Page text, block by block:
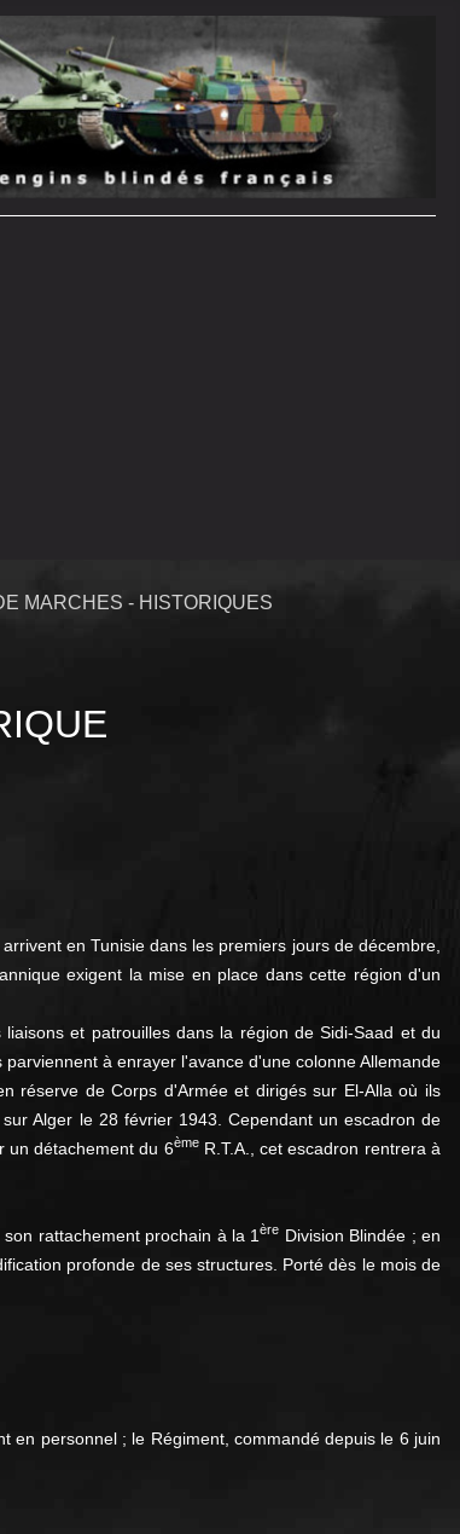
MARCHES - HISTORIQUES
en Tunisie dans les premiers jours de décembre,
exigent la mise en place dans cette région d'un
et patrouilles dans la région de Sidi-Saad et du
à enrayer l'avance d'une colonne Allemande
réserve de Corps d'Armée et dirigés sur El-Alla où ils
Alger le 28 février 1943. Cependant un escadron de
un détachement du 6èmeR.T.A., cet escadron rentrera à
rattachement prochain à la 1ère Division Blindée ; en
profonde de ses structures. Porté dès le mois de
en personnel ; le Régiment, commandé depuis le 6 juin